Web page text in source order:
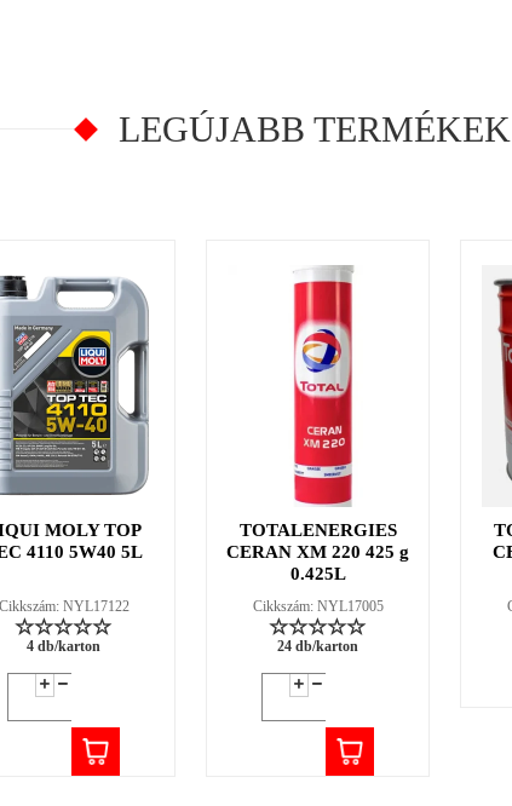
LEGÚJABB TERMÉKEK
MOLY TOP
4110 5W40 5L
Cikkszám: NYL17122
4 db/karton
TOTALENERGIES
CERAN XM 220 425 g
0.425L
Cikkszám: NYL17005
24 db/karton